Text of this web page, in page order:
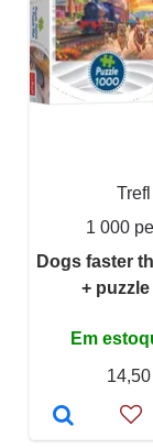
Trefl
1 000
Dogs faster
+
Em